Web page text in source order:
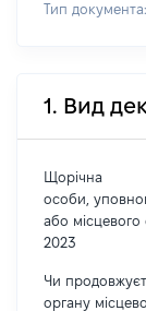
Тип документа:
1. Вид
Щорічна
особи,
або
2023
Чи
органу